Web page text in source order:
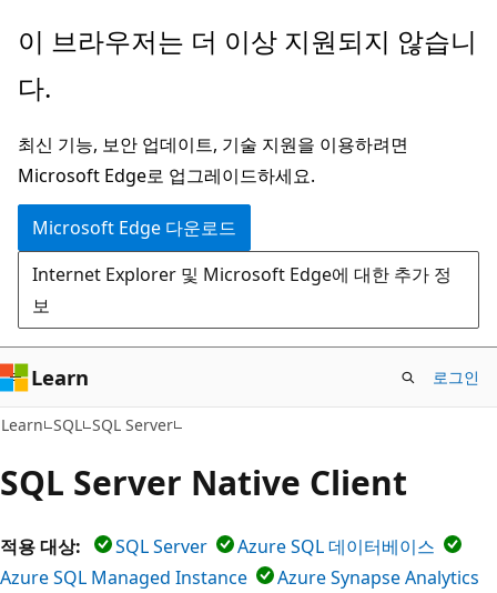
주
콘
츠
로
건
너
뛰
기
이 브라우저는 더 이상 지원되지 않습니
다.
최신 기능, 보안 업데이트, 기술 지원을 이용하려면
Microsoft Edge로 업그레이드하세요.
Microsoft Edge 다운로드
Internet Explorer 및 Microsoft Edge에 대한 추가 정
보
Learn 로그인
Learn SQL SQL Server
SQL Server Native Client
적용 대상: SQL Server
Azure SQL 데이터베이스
Azure SQL Managed Instance
Azure Synapse Analytics